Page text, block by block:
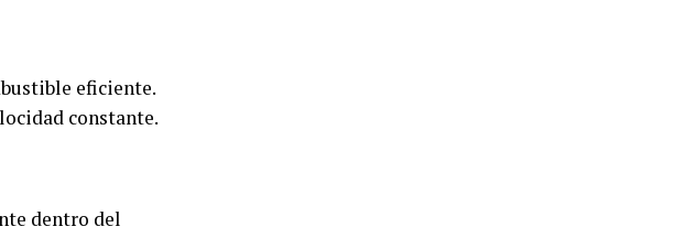
eficiente.
constante.
dentro del